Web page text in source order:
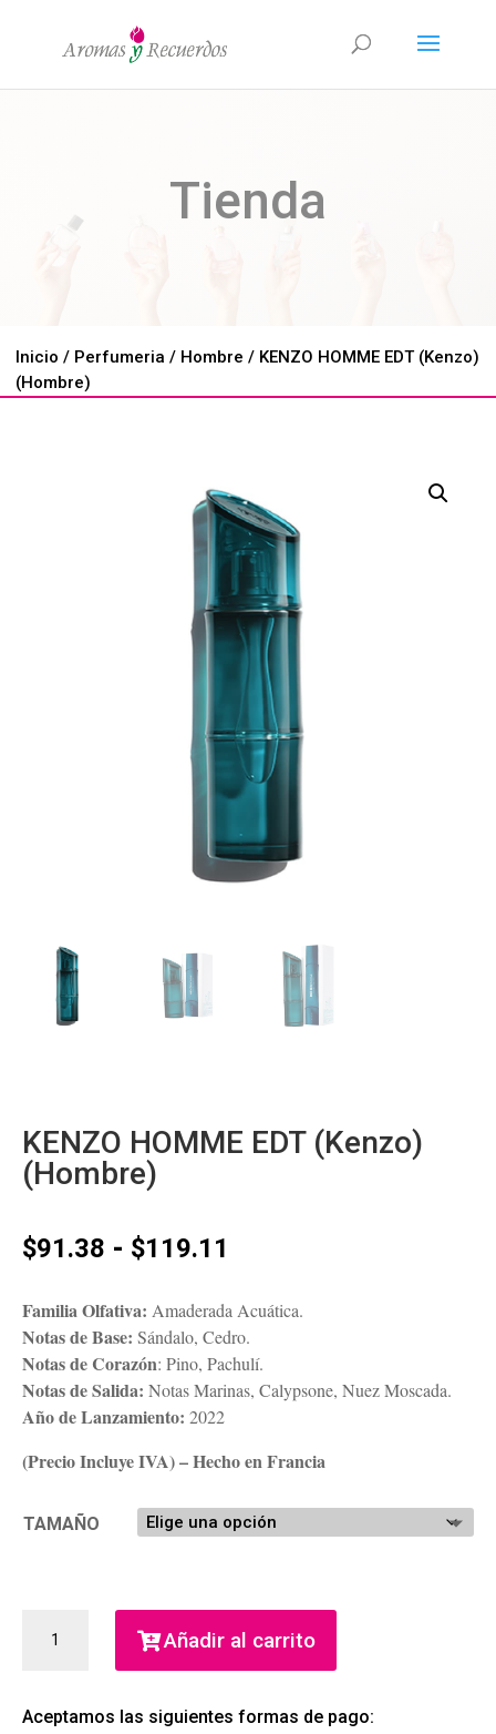
Tienda
Inicio / Perfumeria / Hombre / KENZO HOMME EDT (Kenzo)
(Hombre)
KENZO HOMME EDT (Kenzo)
(Hombre)
$91.38 - $119.11
precios:
desde
$91.38
hasta
$119.11
Familia Olfativa: Amaderada Acuática.
Notas de Base: Sándalo, Cedro.
Notas de Corazón: Pino, Pachulí.
Notas de Salida: Notas Marinas, Calypsone, Nuez Moscada.
Año de Lanzamiento: 2022
(Precio Incluye IVA) – Hecho en Francia
TAMAÑO
HOMME
(HOMBRE)
Añadir al carrito
Aceptamos las siguientes formas de pago: